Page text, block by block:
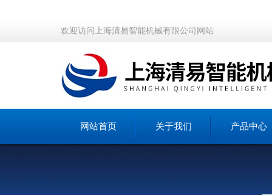
欢迎访问上海清易智能机械有限公司网站
网站首页 关于我们 产品中心